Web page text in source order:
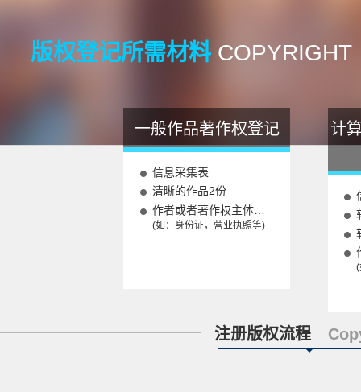
版权登记所需材料 COPYRIGHT
一般作品著作权登记
信息采集表
清晰的作品2份
(如：身份证，营业执照等)
计
注册版权流程